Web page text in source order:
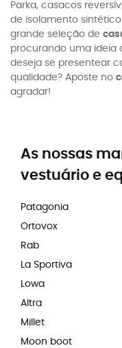
Parka, casacos
de isolamento
grande seleção de
procurando uma ideia
deseja se presentear
qualidade? Aposte no
agradar!
As nossas
vestuário e
Patagonia
Ortovox
Rab
La Sportiva
Lowa
Altra
Millet
Moon boot